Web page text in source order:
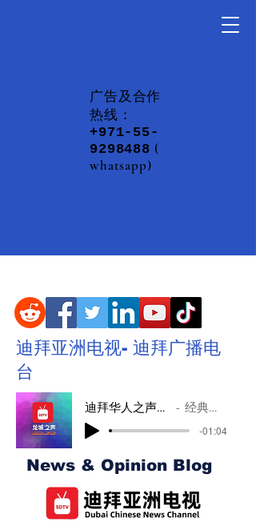
​广告及合作
热线：
+971-55-
9298488 (
whatsapp)
News & Opinion Blog
迪拜华人之声广播
经典音乐
-01:04
迪拜亚洲电视- 迪拜广播电
台